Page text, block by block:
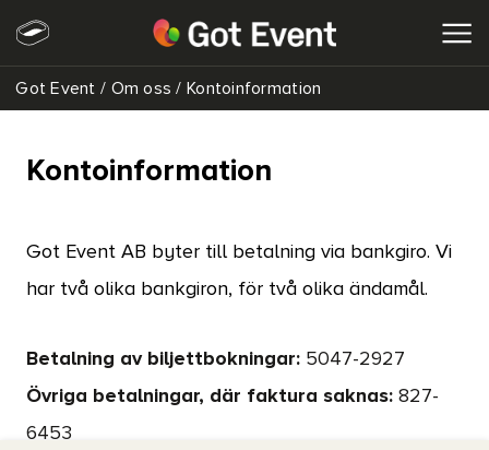
Got Event / Om oss / Kontoinformation
Kontoinformation
Got Event AB byter till betalning via bankgiro. Vi
har två olika bankgiron, för två olika ändamål.
Betalning av biljettbokningar: 5047-2927
Övriga betalningar, där faktura saknas: 827-
6453